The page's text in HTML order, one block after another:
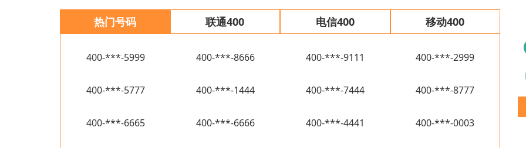
热门号码 联通400 电信400 移动400
400-***-5999 400-***-8666 400-***-9111 400-***-2999
400-***-5777 400-***-1444 400-***-7444 400-***-8777
400-***-6665 400-***-6666 400-***-4441 400-***-0003